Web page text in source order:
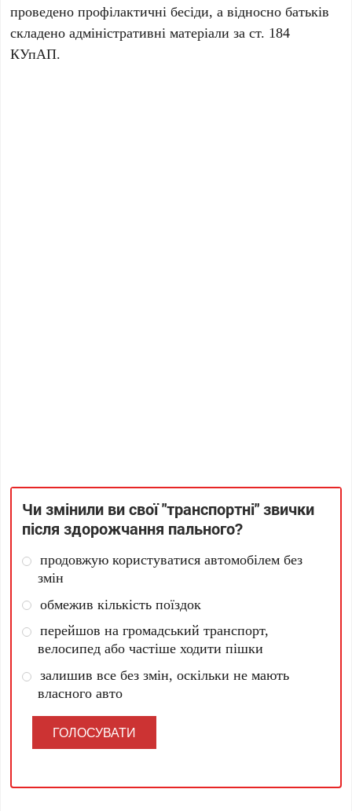
проведено профілактичні бесіди, а відносно батьків
складено адміністративні матеріали за ст. 184
КУпАП.
Чи змінили ви свої "транспортні" звички
після здорожчання пального?
продовжую користуватися автомобілем без
змін
обмежив кількість поїздок
перейшов на громадський транспорт,
велосипед або частіше ходити пішки
залишив все без змін, оскільки не мають
власного авто